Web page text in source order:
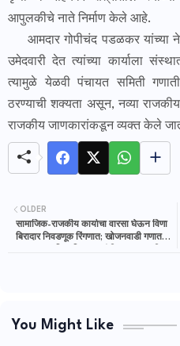
आपुलकीचे नाते निर्माण केले आहे.
आमदार गोपीचंद पडळकर यांच्या
उमेदवारी देत त्यांच्या कार्याला
त्यामुळे येळवी पंचायत समिती
ठरण्याची शक्यता असून, नव्या
राजकीय जाणकारांकडून व्यक्त केले
OLDER
सामाजिक-राजकीय कार्याचा वारसा घेऊन विणा
बिरादार निवडणूक रिंगणात; खोजनवाडी गणात
You Might Like